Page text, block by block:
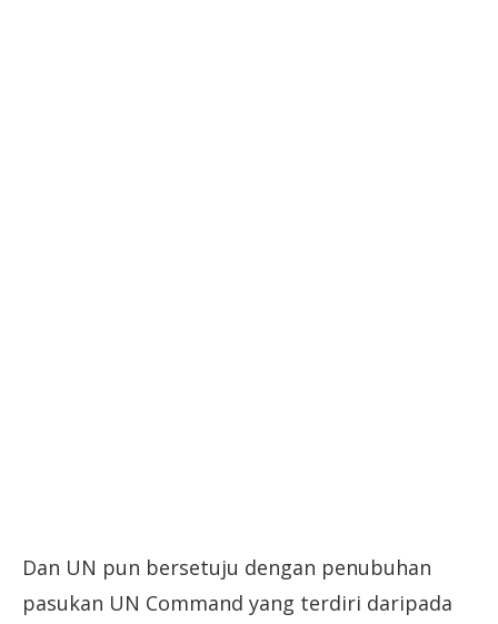
Dan UN pun bersetuju dengan penubuhan
pasukan UN Command yang terdiri daripada